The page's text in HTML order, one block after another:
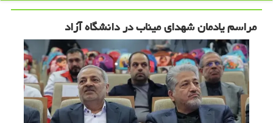
مراسم یادمان شهدای میناب در دانشگاه آزاد